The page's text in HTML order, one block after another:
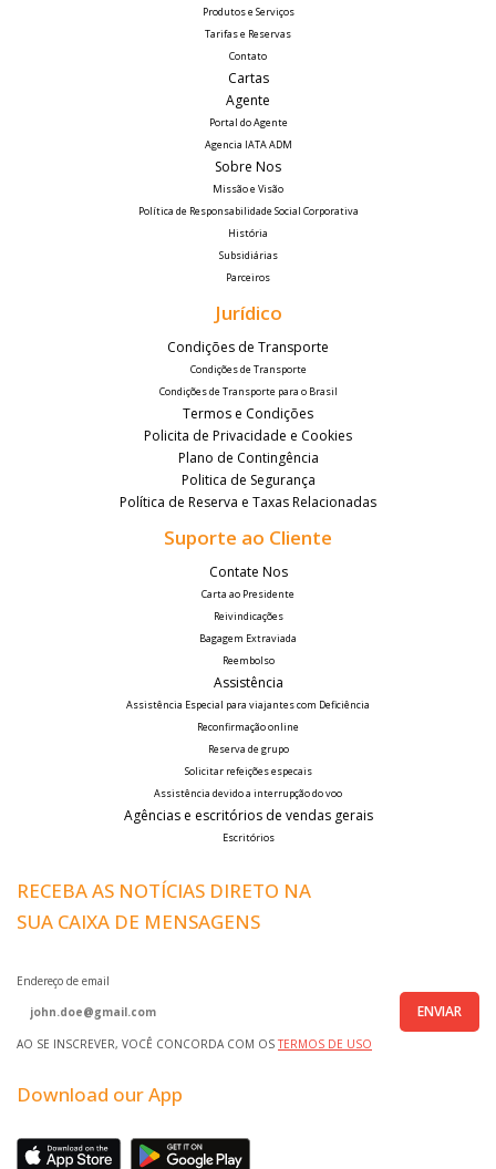
Produtos e Serviços
Tarifas e Reservas
Contato
Cartas
Agente
Portal do Agente
Agencia IATA ADM
Sobre Nos
Missão e Visão
Política de Responsabilidade Social Corporativa
História
Subsidiárias
Parceiros
Jurídico
Condições de Transporte
Condições de Transporte
Condições de Transporte para o Brasil
Termos e Condições
Policita de Privacidade e Cookies
Plano de Contingência
Politica de Segurança
Política de Reserva e Taxas Relacionadas
Suporte ao Cliente
Contate Nos
Carta ao Presidente
Reivindicações
Bagagem Extraviada
Reembolso
Assistência
Assistência Especial para viajantes com Deficiência
Reconfirmação online
Reserva de grupo
Solicitar refeições especais
Assistência devido a interrupção do voo
Agências e escritórios de vendas gerais
Escritórios
RECEBA AS NOTÍCIAS DIRETO NA
SUA CAIXA DE MENSAGENS
Endereço de email
ENVIAR
AO SE INSCREVER, VOCÊ CONCORDA COM OSTERMOS DE USO
Download our App